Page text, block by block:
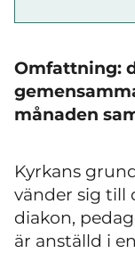
Omfattning:
månaden
Kyrkans
vänder sig till
diakon,
är anställd i